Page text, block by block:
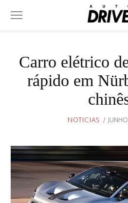
Carro elétrico
rápido em
NOTICIAS